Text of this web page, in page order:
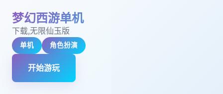
梦幻西游单机
下载,无限仙玉版
单机 角色扮演
开始游玩